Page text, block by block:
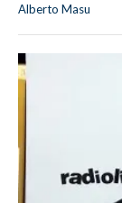
Alberto Masu